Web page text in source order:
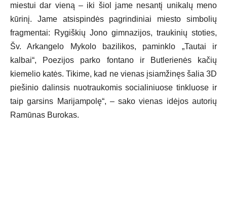
miestui dar vieną – iki šiol jame nesantį unikalų meno
kūrinį. Jame atsispindės pagrindiniai miesto simbolių
fragmentai: Rygiškių Jono gimnazijos, traukinių stoties,
Šv. Arkangelo Mykolo bazilikos, paminklo „Tautai ir
kalbai“, Poezijos parko fontano ir Butlerienės kačių
kiemelio katės. Tikime, kad ne vienas įsiamžinęs šalia 3D
piešinio dalinsis nuotraukomis socialiniuose tinkluose ir
taip garsins Marijampolę“, – sako vienas idėjos autorių
Ramūnas Burokas.